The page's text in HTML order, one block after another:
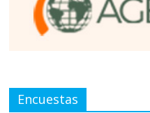
Encuestas